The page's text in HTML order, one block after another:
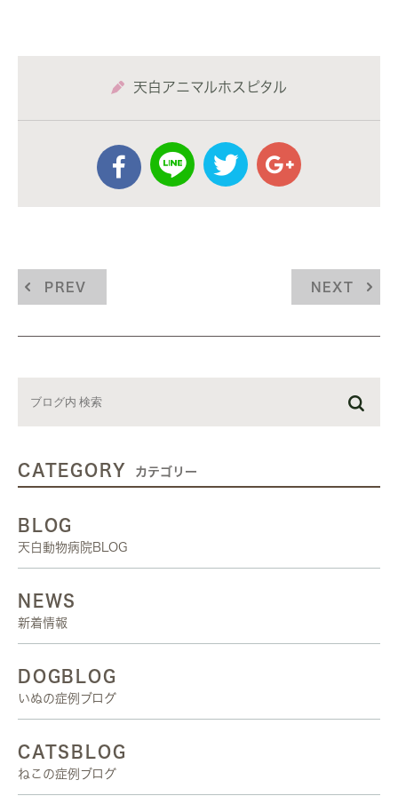
天白アニマルホスピタル
PREV NEXT
CATEGORY カテゴリー
BLOG
天白動物病院BLOG
NEWS
新着情報
DOGBLOG
いぬの症例ブログ
CATSBLOG
ねこの症例ブログ